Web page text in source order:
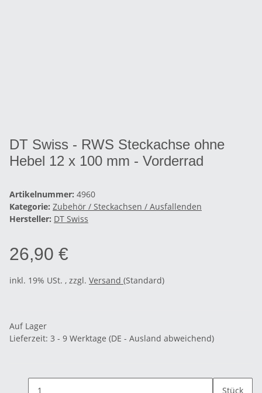
DT Swiss - RWS Steckachse ohne
Hebel 12 x 100 mm - Vorderrad
Artikelnummer: 4960
Kategorie: Zubehör / Steckachsen / Ausfallenden
Hersteller: DT Swiss
26,90 €
inkl. 19% USt. , zzgl. Versand (Standard)
Auf Lager
Lieferzeit: 3 - 9 Werktage (DE - Ausland abweichend)
Stück